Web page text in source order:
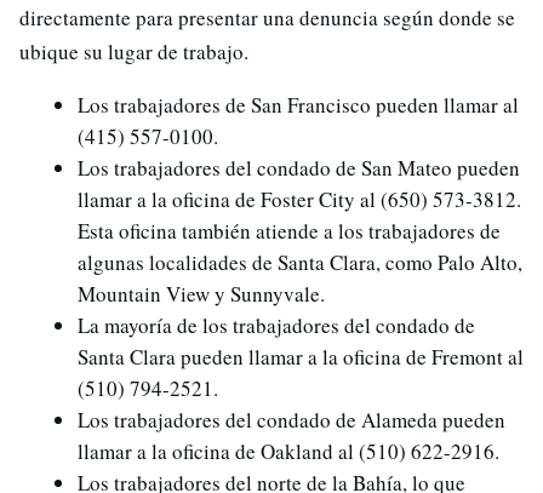
directamente para presentar una denuncia según donde se
ubique su lugar de trabajo.
Los trabajadores de San Francisco pueden llamar al
(415) 557-0100.
Los trabajadores del condado de San Mateo pueden
llamar a la oficina de Foster City al (650) 573-3812.
Esta oficina también atiende a los trabajadores de
algunas localidades de Santa Clara, como Palo Alto,
Mountain View y Sunnyvale.
La mayoría de los trabajadores del condado de
Santa Clara pueden llamar a la oficina de Fremont al
(510) 794-2521.
Los trabajadores del condado de Alameda pueden
llamar a la oficina de Oakland al (510) 622-2916.
Los trabajadores del norte de la Bahía, lo que